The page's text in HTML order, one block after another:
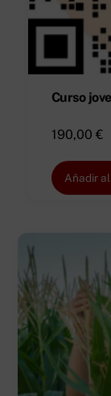
Curso
190,00 €
Añadir